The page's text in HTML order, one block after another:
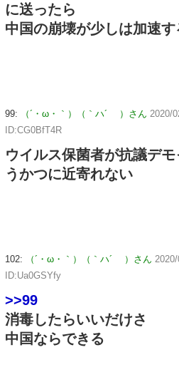
に送ったら
中国の崩壊が少しは加速
99: （´・ω・｀）（｀ハ´ ）さん 2020/
ID:CG0BfT4R
ウイルス保菌者が抗議デ
うかつに近寄れない
102: （´・ω・｀）（｀ハ´ ）さん
ID:Ua0GSYfy
>>99
消毒したらいいだけさ
中国ならできる